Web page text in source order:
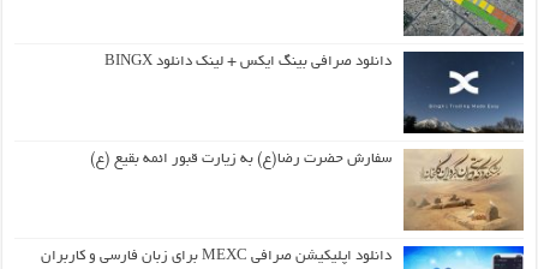
دانلود صرافی بینگ ایکس + لینک دانلود BINGX
سفارش حضرت رضا(ع) به زیارت قبور ائمه بقیع (ع)
دانلود اپلیکیشن صرافی MEXC برای زبان فارسی و کاربران